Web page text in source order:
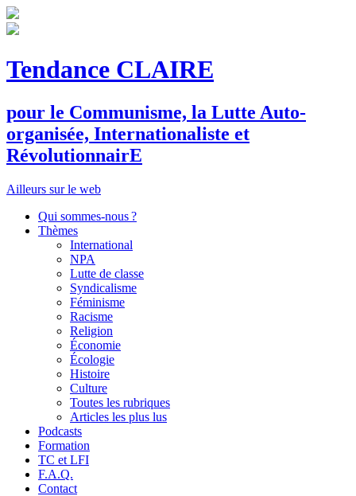
Tendance CLAIRE
pour le Communisme, la Lutte Auto-
organisée, Internationaliste et
RévolutionnairE
Ailleurs sur le web
Qui sommes-nous ?
Thèmes
International
NPA
Lutte de classe
Syndicalisme
Féminisme
Racisme
Religion
Économie
Écologie
Histoire
Culture
Toutes les rubriques
Articles les plus lus
Podcasts
Formation
TC et LFI
F.A.Q.
Contact